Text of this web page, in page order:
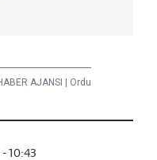
AJANSI | Ordu
10:43